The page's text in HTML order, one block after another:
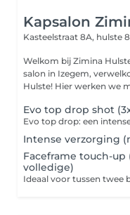
Kapsalon
Kasteelstraat 8A, hulste
Welkom bij Zimina Hulste! Na 13 jaar ervaring in ons
salon in Izegem,
Hulste! Hier werken we
Evo top drop shot
Intense verzorging
Faceframe touch-
volledige)